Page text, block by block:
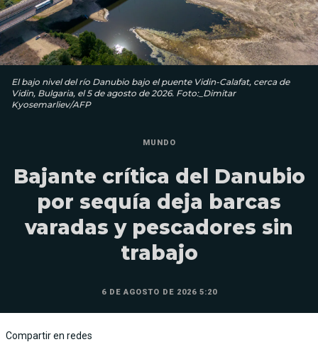
El bajo nivel del río Danubio bajo el puente Vidin-Calafat, cerca de
Vidin, Bulgaria, el 5 de agosto de 2026. Foto:_Dimitar
Kyosemarliev/AFP
MUNDO
Bajante crítica del Danubio
por sequía deja barcas
varadas y pescadores sin
trabajo
6 DE AGOSTO DE 2026 5:20
Compartir en redes